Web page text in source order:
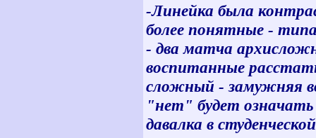
-Линейка была
более понятные -
- два матча
воспитанные
сложный - замужняя
"нет" будет
давалка в